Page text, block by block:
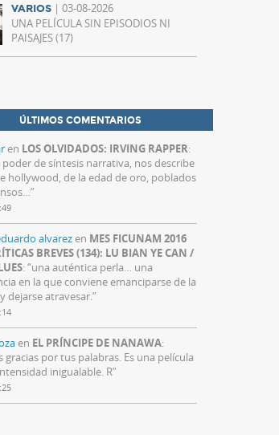
VARIOS | 03-08-2026
UNA PELÍCULA SIN EPISODIOS NI
PAISAJES (17)
ÚLTIMOS COMENTARIOS
en LOS OLVIDADOS: IRVING RAPPER:
poder de síntesis narrativa, nos describe
hollywood, de la edad de oro, poblados
”
alvarezen MES FICUNAM 2016
BREVES (134): LU BIAN YE CAN /
: “una auténtica perla… una
en la que conviene emanciparse de la
dejarse atravesar.”
en EL PRÍNCIPE DE NANAWA:
gracias por tus palabras. Es una película
inigualable. R”